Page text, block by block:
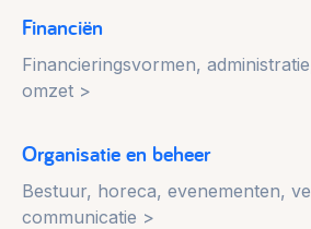
Financiën
Financieringsvormen,
omzet >
Organisatie en beheer
Bestuur, horeca, evenementen,
communicatie >